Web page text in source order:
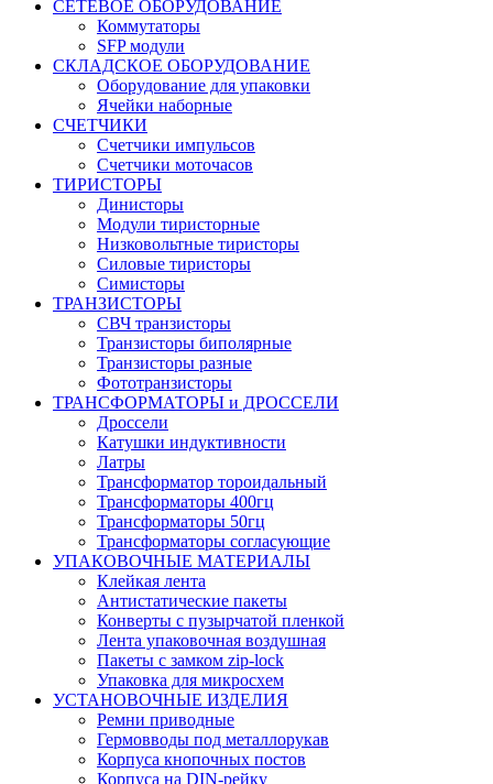
СЕТЕВОЕ ОБОРУДОВАНИЕ
Коммутаторы
SFP модули
СКЛАДСКОЕ ОБОРУДОВАНИЕ
Оборудование для упаковки
Ячейки наборные
СЧЕТЧИКИ
Счетчики импульсов
Счетчики моточасов
ТИРИСТОРЫ
Динисторы
Модули тиристорные
Низковольтные тиристоры
Силовые тиристоры
Симисторы
ТРАНЗИСТОРЫ
СВЧ транзисторы
Транзисторы биполярные
Транзисторы разные
Фототранзисторы
ТРАНСФОРМАТОРЫ и ДРОССЕЛИ
Дроссели
Катушки индуктивности
Латры
Трансформатор тороидальный
Трансформаторы 400гц
Трансформаторы 50гц
Трансформаторы согласующие
УПАКОВОЧНЫЕ МАТЕРИАЛЫ
Клейкая лента
Антистатические пакеты
Конверты с пузырчатой пленкой
Лента упаковочная воздушная
Пакеты с замком zip-lock
Упаковка для микросхем
УСТАНОВОЧНЫЕ ИЗДЕЛИЯ
Ремни приводные
Гермовводы под металлорукав
Корпуса кнопочных постов
Корпуса на DIN-рейку